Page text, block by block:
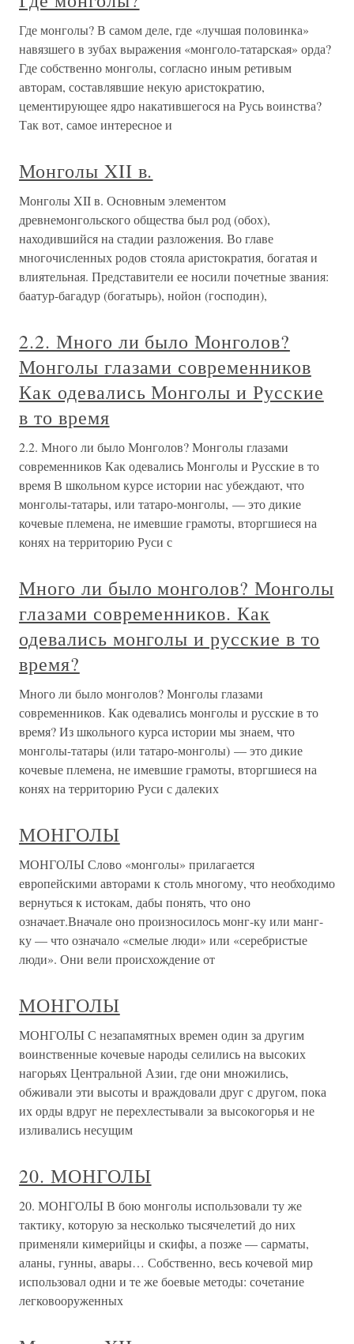
Где монголы? В самом деле, где «лучшая половинка»
навязшего в зубах выражения «монголо-татарская» орда?
Где собственно монголы, согласно иным ретивым
авторам, составлявшие некую аристократию,
цементирующее ядро накатившегося на Русь воинства?
Так вот, самое интересное и
Монголы XII в.
Монголы XII в. Основным элементом
древнемонгольского общества был род (обох),
находившийся на стадии разложения. Во главе
многочисленных родов стояла аристократия, богатая и
влиятельная. Представители ее носили почетные звания:
баатур-багадур (богатырь), нойон (господин),
2.2. Много ли было Монголов?
Монголы глазами современников
Как одевались Монголы и Русские
в то время
2.2. Много ли было Монголов? Монголы глазами
современников Как одевались Монголы и Русские в то
время В школьном курсе истории нас убеждают, что
монголы-татары, или татаро-монголы, — это дикие
кочевые племена, не имевшие грамоты, вторгшиеся на
конях на территорию Руси с
Много ли было монголов? Монголы
глазами современников. Как
одевались монголы и русские в то
время?
Много ли было монголов? Монголы глазами
современников. Как одевались монголы и русские в то
время? Из школьного курса истории мы знаем, что
монголы-татары (или татаро-монголы) — это дикие
кочевые племена, не имевшие грамоты, вторгшиеся на
конях на территорию Руси с далеких
МОНГОЛЫ
МОНГОЛЫ Слово «монголы» прилагается
европейскими авторами к столь многому, что необходимо
вернуться к истокам, дабы понять, что оно
означает.Вначале оно произносилось монг-ку или манг-
ку — что означало «смелые люди» или «серебристые
люди». Они вели происхождение от
МОНГОЛЫ
МОНГОЛЫ С незапамятных времен один за другим
воинственные кочевые народы селились на высоких
нагорьях Центральной Азии, где они множились,
обживали эти высоты и враждовали друг с другом, пока
их орды вдруг не перехлестывали за высокогорья и не
изливались несущим
20. МОНГОЛЫ
20. МОНГОЛЫ В бою монголы использовали ту же
тактику, которую за несколько тысячелетий до них
применяли кимерийцы и скифы, а позже — сарматы,
аланы, гунны, авары… Собственно, весь кочевой мир
использовал одни и те же боевые методы: сочетание
легковооруженных